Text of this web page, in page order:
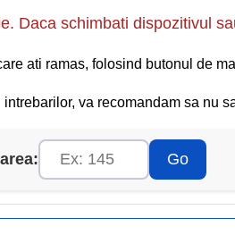
la trafic care, indiferent de sensul
poate coborî brațul sau brațele,
ori a bastonului fluorescent-
reducerea vitezei;
sau grăbirea traversării drumului
Daca schimbati dispozitivul
ati ramas, folosind butonul de
va recomandam sa nu
Go